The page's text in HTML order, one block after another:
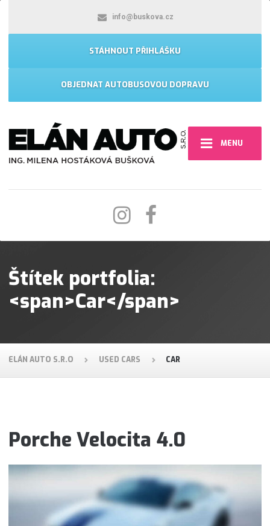
MENU
info@buskova.cz
STÁHNOUT PŘIHLÁŠKU
OBJEDNAT AUTOBUSOVOU DOPRAVU
Štítek portfolia:
<span>Car</span>
ELÁN AUTO S.R.O USED CARS CAR
Porche Velocita 4.0